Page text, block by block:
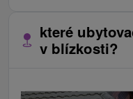
které
v blízkosti?